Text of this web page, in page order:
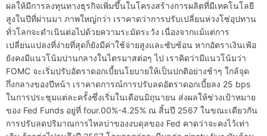
ผลให้มีการลงทุนทางธุรกิจเพิ่มขึ้นในโครงสร้างการผลิตที่มีเทคโนโลยี
สูงในปีที่ผ่านมา ภาพใหญ่กว่า เราคาดว่าการปรับเปลี่ยนห่วงโซ่อุปทาน
ทั่วโลกจะดำเนินต่อไปด้วยความระมัดระวัง เนื่องจากแม้แต่การ
เปลี่ยนแปลงที่ง่ายที่สุดก็ยังมีค่าใช้จ่ายสูงและซับซ้อน หากอัตราเงินเฟ้อ
ยังคงมีแนวโน้มปานกลางในไตรมาสต่อๆ ไป เราคิดว่ามีแนวโน้มว่า
FOMC จะเริ่มปรับอัตราดอกเบี้ยนโยบายให้เป็นปกติอย่างช้าๆ ใกล้จุด
กึ่งกลางของปีหน้า เราคาดการณ์การปรับลดอัตราดอกเบี้ยลง 25 bps
ในการประชุมแต่ละครั้งซึ่งเริ่มในเดือนมิถุนายน ส่งผลให้ช่วงเป้าหมาย
ของ Fed Funds อยู่ที่ four.00%-4.25% ณ สิ้นปี 2567 ในขณะเดียวกัน
การปรับลดปริมาณการไหลบ่าของงบดุลของ Fed คาดว่าจะคงไว้เท่า